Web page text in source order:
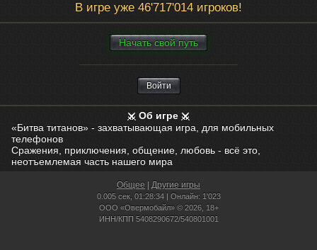
В игре уже 46'717'014 игроков!
Нaчaть свой путь
Войти
Об игре
«Битва титанов» - захватывающая игра, для мобильных
телефонов
Сражения, приключения, общение, любовь - всё это,
неотъемлемая часть нашего мира
Общее Другие игры
0.005 сек, 01:28:34 | Онлайн: 1'023
ООО «Овермобайл» © 2026, 18+
ИНН/КПП 5408290672/540801001